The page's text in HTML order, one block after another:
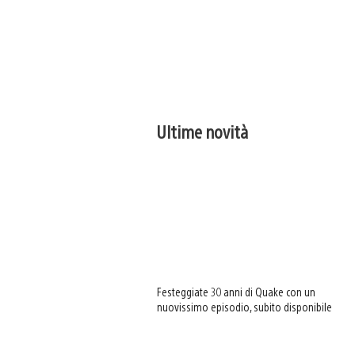
Ultime novità
Festeggiate 30 anni di Quake con un
nuovissimo episodio, subito disponibile